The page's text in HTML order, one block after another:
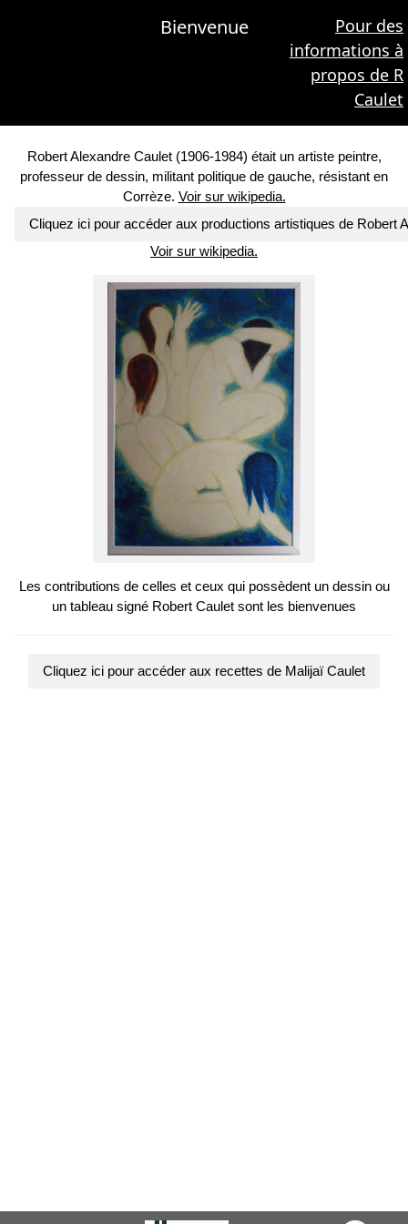
Bienvenue
Pour des
informations à
propos de R
Caulet
Robert Alexandre Caulet (1906-1984) était un artiste peintre,
professeur de dessin, militant politique de gauche, résistant en
Corrèze. Voir sur wikipedia.
Cliquez ici pour accéder aux productions artistiques de Robert
Voir sur wikipedia.
Les contributions de celles et ceux qui possèdent un dessin ou
un tableau signé Robert Caulet sont les bienvenues
Cliquez ici pour accéder aux recettes de Malijaï Caulet